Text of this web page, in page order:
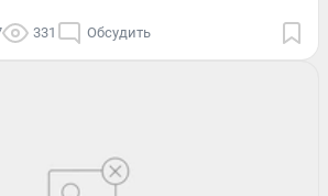
331 Обсудить